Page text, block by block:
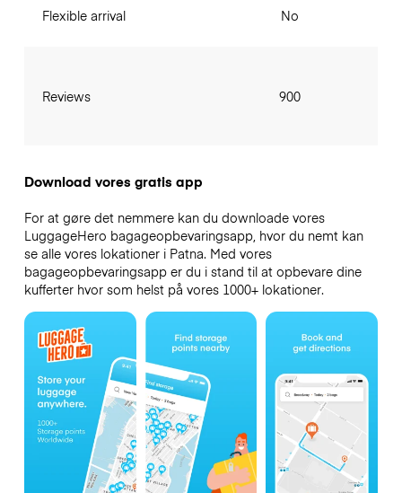
Flexible arrival
Reviews
No
900
Download vores gratis app
For at gøre det nemmere kan du downloade vores
LuggageHero bagageopbevaringsapp, hvor du nemt kan
se alle vores lokationer i Patna. Med vores
bagageopbevaringsapp er du i stand til at opbevare dine
kufferter hvor som helst på vores 1000+ lokationer.